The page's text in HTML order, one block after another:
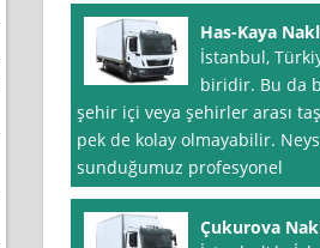
Has-Kaya
İstanbul,
biridir. Bu da
şehir içi veya şehirler arası
pek de kolay olmayabilir.
sunduğumuz profesyonel
Çukurova